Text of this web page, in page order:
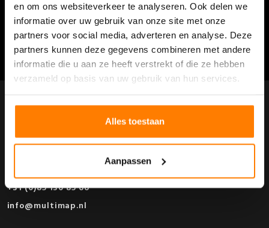
en om ons websiteverkeer te analyseren. Ook delen we
informatie over uw gebruik van onze site met onze
partners voor social media, adverteren en analyse. Deze
partners kunnen deze gegevens combineren met andere
informatie die u aan ze heeft verstrekt of die ze hebben
verzameld op basis van uw gebruik van hun services.
Alles toestaan
Aanpassen
PLAN EEN AFSPRAAK
+31 (0)85 130 85 66
Multi Map
De Voorde 6
+31 (0)85 130 85 66
info@multimap.nl